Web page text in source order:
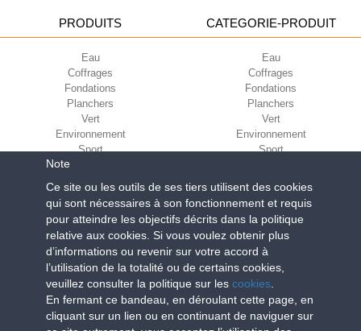
PRODUITS
Eau
Coffrages
Fondations
Planchers
Vert
Environnement
Sport
CATEGORIE-PRODUIT
Eau
Coffrages
Fondations
Planchers
Vert
Environnement
Sport
CORPORATE
Conditions d’utilisation
Conditions de vente
À propos de nous
Newsletter
Green Building Council
Geoplast S.p.A.| Via Martiri della Libertà, 6/8 - 35010 Grantorto (Padova)
ITALY - Tel +39 049 9490289 - info@geoplastglobal.com
Note
Ce site ou les outils de ses tiers utilisent des cookies
qui sont nécessaires à son fonctionnement et requis
pour atteindre les objectifs décrits dans la politique
relative aux cookies. Si vous voulez obtenir plus
d’informations ou revenir sur votre accord à
l’utilisation de la totalité ou de certains cookies,
veuillez consulter la politique sur les cookies
En fermant ce bandeau, en déroulant cette page, en
cliquant sur un lien ou en continuant de naviguer sur